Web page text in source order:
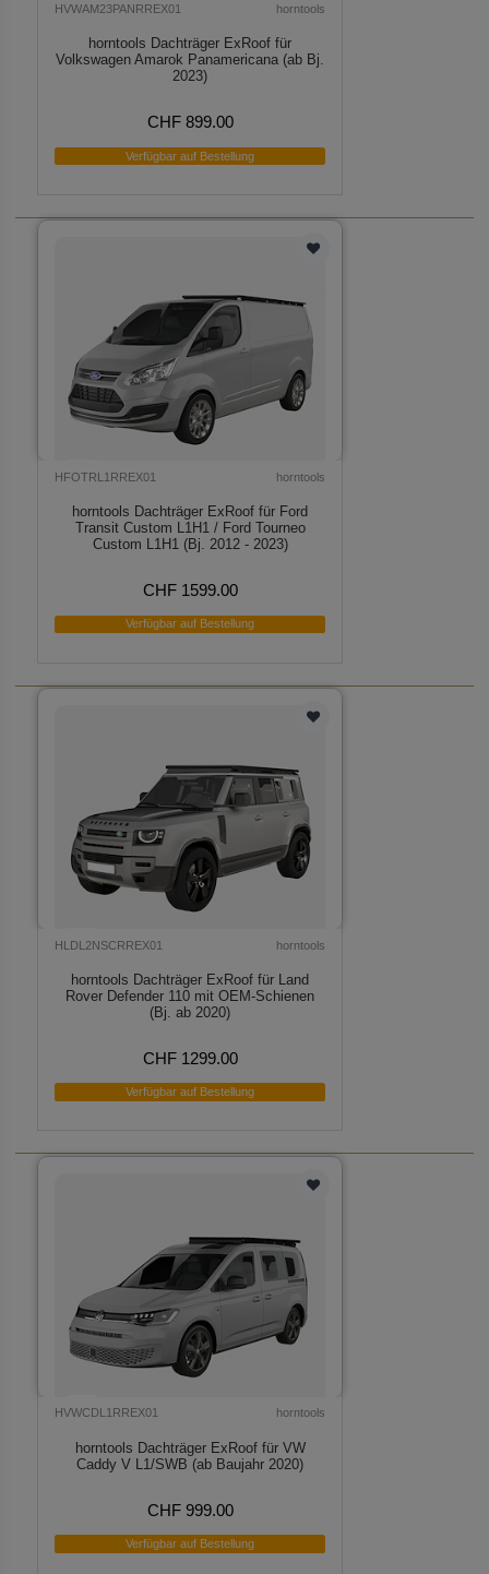
HVWAM23PANRREX01 horntools
horntools Dachträger ExRoof für
Volkswagen Amarok Panamericana (ab Bj.
2023)
CHF 899.00
Verfügbar auf Bestellung
HFOTRL1RREX01 horntools
horntools Dachträger ExRoof für Ford
Transit Custom L1H1 / Ford Tourneo
Custom L1H1 (Bj. 2012 - 2023)
CHF 1599.00
Verfügbar auf Bestellung
HLDL2NSCRREX01 horntools
horntools Dachträger ExRoof für Land
Rover Defender 110 mit OEM-Schienen
(Bj. ab 2020)
CHF 1299.00
Verfügbar auf Bestellung
HVWCDL1RREX01 horntools
horntools Dachträger ExRoof für VW
Caddy V L1/SWB (ab Baujahr 2020)
CHF 999.00
Verfügbar auf Bestellung